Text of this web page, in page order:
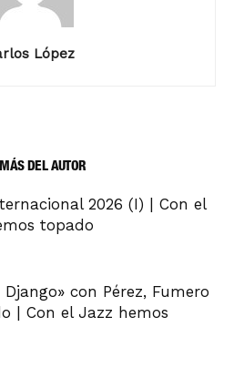
López
MÁS DEL AUTOR
2026 (I) | Con el
topado
Django» con Pérez, Fumero
| Con el Jazz hemos